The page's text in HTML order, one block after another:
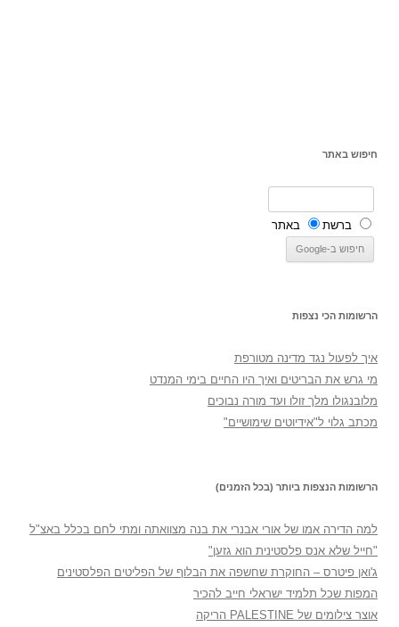
חיפוש באתר
ברשת באתר
הרשומות הכי נצפות
איך לפעול נגד מדינה מטורפת
מי גרש את הבריטים ואיך היו החיים בימי המנדט
מלובנגולו מלך זולו ועד מורה נבוכים
מכתב גלוי ל"אידיוטים שימושיים"
הרשומות הנצפות ביותר (בכל הזמנים)
למה הדירה אמו של אורי אבנרי את בנה מצוואתה ומתי לחם בכלל באצ"ל
"חייל שלא אנס פלסטינית הוא גזען"
ג'ואן פיטרס – החוקרת שחשפה את הבלוף של הפליטים הפלסטינים
המפות שכל תלמיד ישראלי חייב להכיר
אוצר צילומים של PALESTINE הריקה